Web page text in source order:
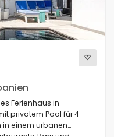
Ferienhaus in
privatem Pool für 4
in einem urbanen